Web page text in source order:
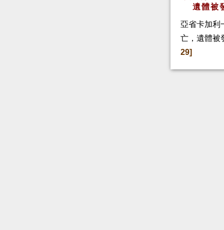
遺體被
亞省卡加利
亡，遺體被
29]